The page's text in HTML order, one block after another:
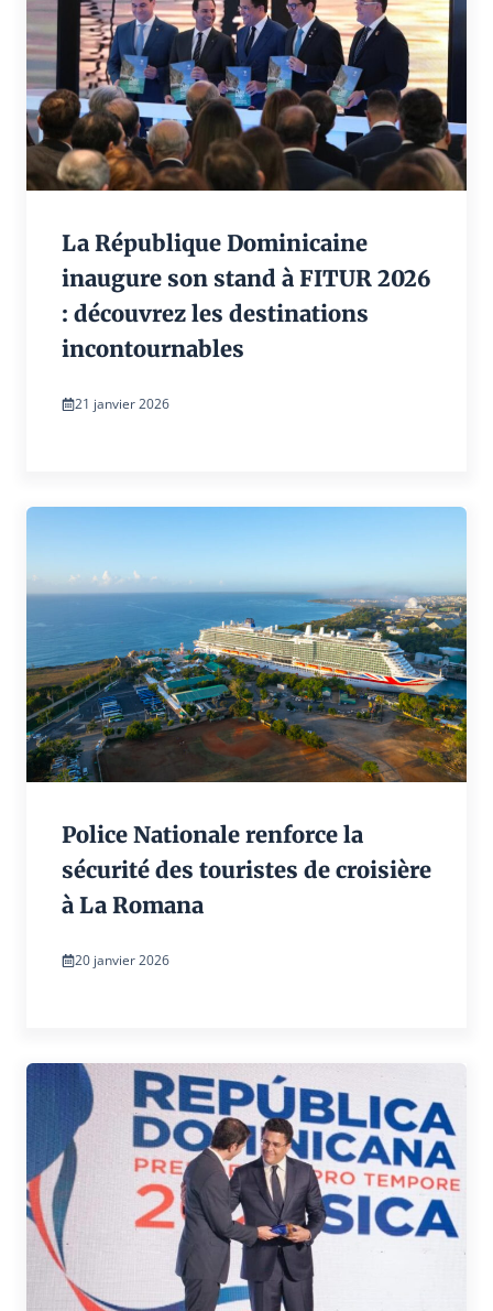
La République Dominicaine
inaugure son stand à FITUR 2026
: découvrez les destinations
incontournables
21 janvier 2026
Police Nationale renforce la
sécurité des touristes de croisière
à La Romana
20 janvier 2026